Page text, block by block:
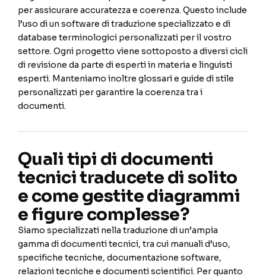
per assicurare accuratezza e coerenza. Questo include
l’uso di un software di traduzione specializzato e di
database terminologici personalizzati per il vostro
settore. Ogni progetto viene sottoposto a diversi cicli
di revisione da parte di esperti in materia e linguisti
esperti. Manteniamo inoltre glossari e guide di stile
personalizzati per garantire la coerenza tra i
documenti.
Quali tipi di documenti
tecnici traducete di solito
e come gestite diagrammi
e figure complesse?
Siamo specializzati nella traduzione di un’ampia
gamma di documenti tecnici, tra cui manuali d’uso,
specifiche tecniche, documentazione software,
relazioni tecniche e documenti scientifici. Per quanto